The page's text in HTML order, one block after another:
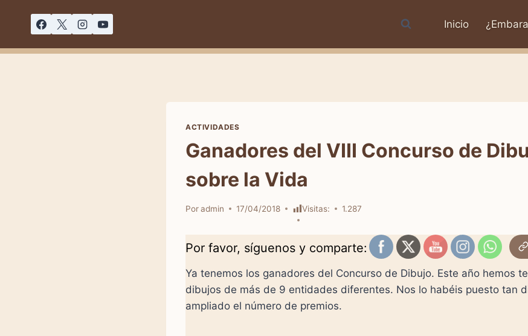
Inicio
ACTIVIDADES
Ganadores del VIII Concurso de
sobre la Vida
Poradmin 17/04/2018 Visitas: 1.287
Por favor, síguenos y comparte:
Ya tenemos los ganadores del Concurso de Dibujo. Este año hemos
dibujos de más de 9 entidades diferentes. Nos lo habéis puesto tan
ampliado el número de premios.